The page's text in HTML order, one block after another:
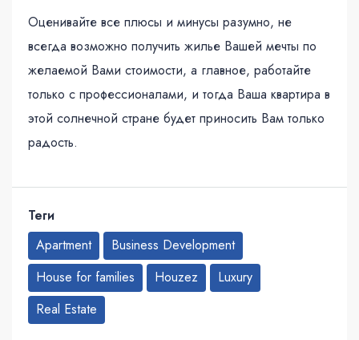
Оценивайте все плюсы и минусы разумно, не
всегда возможно получить жилье Вашей мечты по
желаемой Вами стоимости, а главное, работайте
только с профессионалами, и тогда Ваша квартира в
этой солнечной стране будет приносить Вам только
радость.
Теги
Apartment
Business Development
House for families
Houzez
Luxury
Real Estate